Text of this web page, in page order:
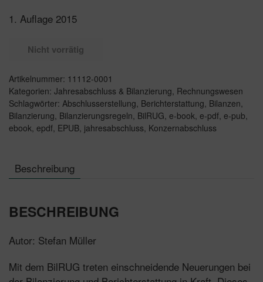
1. Auflage 2015
Nicht vorrätig
Artikelnummer: 11112-0001
Kategorien: Jahresabschluss & Bilanzierung Rechnungswesen
Schlagwörter: Abschlusserstellung Berichterstattung Bilanzen
Bilanzierung Bilanzierungsregeln BilRUG e-book e-pdf e-pub
ebook epdf EPUB jahresabschluss Konzernabschluss
Beschreibung
BESCHREIBUNG
Autor: Stefan Müller
Mit dem BilRUG treten einschneidende Neuerungen bei